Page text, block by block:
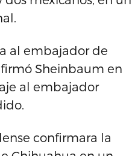
al embajador de
Sheinbaum en
al embajador
confirmara la